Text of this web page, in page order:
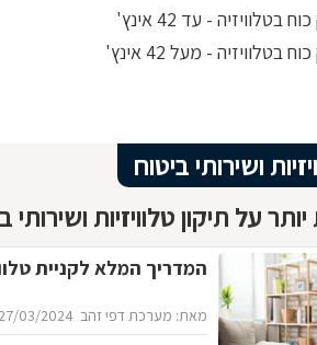
בטלוויזיה - עד 42 אינץ'
בטלוויזיה - מעל 42 אינץ'
ושירותי ביטוח
על תיקון טלוויזיות ושירותי
המדריך המלא לקניית
מאת: מערכת דפי זהב 27/03/2024